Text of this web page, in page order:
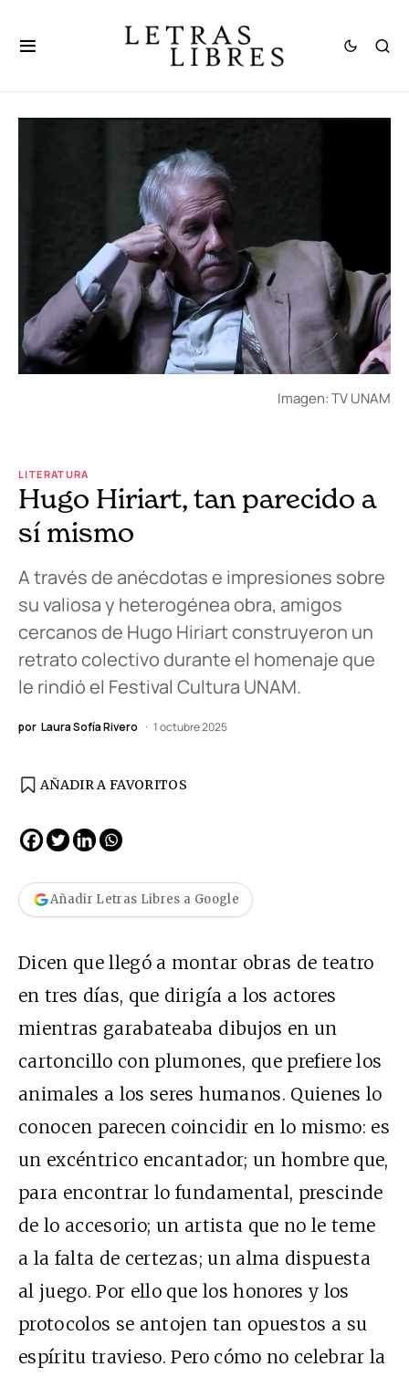
Imagen: TV UNAM
LITERATURA
Hugo Hiriart, tan parecido a
sí mismo
A través de anécdotas e impresiones sobre
su valiosa y heterogénea obra, amigos
cercanos de Hugo Hiriart construyeron un
retrato colectivo durante el homenaje que
le rindió el Festival Cultura UNAM.
por Laura Sofía Rivero 1 octubre 2025
AÑADIR A FAVORITOS
Añadir Letras Libres a Google
Dicen que llegó a montar obras de teatro
en tres días, que dirigía a los actores
mientras garabateaba dibujos en un
cartoncillo con plumones, que prefiere los
animales a los seres humanos. Quienes lo
conocen parecen coincidir en lo mismo: es
un excéntrico encantador; un hombre que,
para encontrar lo fundamental, prescinde
de lo accesorio; un artista que no le teme
a la falta de certezas; un alma dispuesta
al juego. Por ello que los honores y los
protocolos se antojen tan opuestos a su
espíritu travieso. Pero cómo no celebrar la